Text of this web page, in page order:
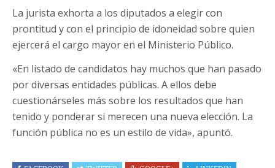
La jurista exhorta a los diputados a elegir con
prontitud y con el principio de idoneidad sobre quien
ejercerá el cargo mayor en el Ministerio Público.
«En listado de candidatos hay muchos que han pasado
por diversas entidades públicas. A ellos debe
cuestionárseles más sobre los resultados que han
tenido y ponderar si merecen una nueva elección. La
función pública no es un estilo de vida», apuntó.